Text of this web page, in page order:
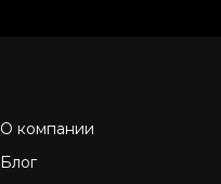
О компании
Блог